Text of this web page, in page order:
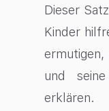
Dieser
Kinder
und
erklären.